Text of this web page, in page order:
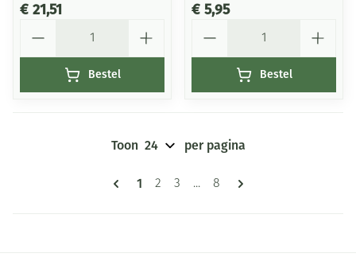
€ 21,51
Bestel
€ 5,95
Bestel
Pagina's
U lees momenteel pagina
1 Pagina
2 Pagina
3 ... Pagina
8
Toon per pagina